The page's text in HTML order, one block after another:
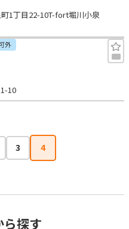
1丁目22-10T-fort堀川小泉
外
10
3 4
探す